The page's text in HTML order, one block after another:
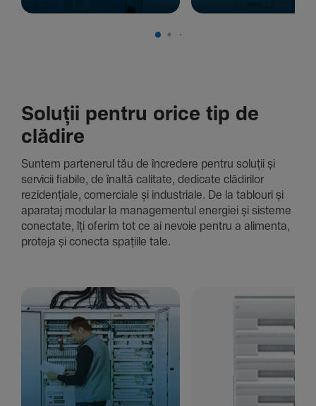
Soluții pentru orice tip de
clădire
Suntem parte­nerul tău de încre­dere pentru soluții și
servicii fiabile, de înaltă cali­tate, dedi­cate clădi­rilor
rezi­den­țiale, comer­ciale și indus­triale. De la tablouri și
aparataj modular la managementul energiei și sisteme
conec­tate, îți oferim tot ce ai nevoie pentru a alimenta,
proteja și conecta spațiile tale.